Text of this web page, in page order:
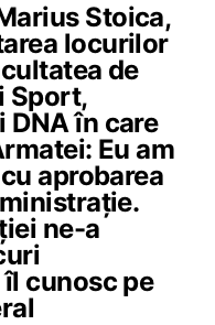
Stoica,
locurilor
de
Sport,
în care
Eu am
aprobarea
ne-a
cunosc pe